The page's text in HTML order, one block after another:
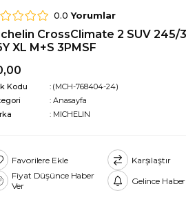
0.0 Yorumlar
CrossClimate 2 SUV 245/
XL M+S 3PMSF
Kodu
(MCH-768404-24)
:Anasayfa
: MICHELIN
Favorilere Ekle
Karşılaştır
Fiyat Düşünce Haber
Ver
Gelince